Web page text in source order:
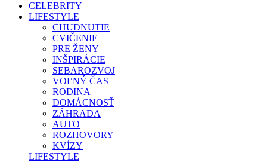
CELEBRITY
LIFESTYLE
CHUDNUTIE
CVIČENIE
PRE ŽENY
INŠPIRÁCIE
SEBAROZVOJ
VOĽNÝ ČAS
RODINA
DOMÁCNOSŤ
ZÁHRADA
AUTO
ROZHOVORY
KVÍZY
LIFESTYLE